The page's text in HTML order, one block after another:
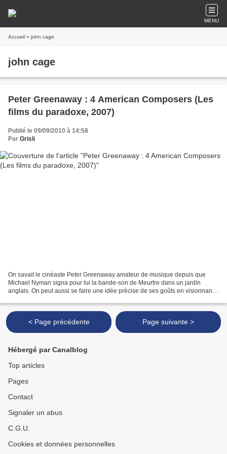
MENU
Accueil » john cage
john cage
Peter Greenaway : 4 American Composers (Les
films du paradoxe, 2007)
Publié le 09/09/2010 à 14:58
Par Grisli
On savait le cinéaste Peter Greenaway amateur de musique depuis que
Michael Nyman signa pour lui la bande-son de Meurtre dans un jardin
anglais. On peut aussi se faire une idée précise de ses goûts en visionnant
< Page précédente Page suivante >
Hébergé par Canalblog
Top articles
Pages
Contact
Signaler un abus
C.G.U.
Cookies et données personnelles